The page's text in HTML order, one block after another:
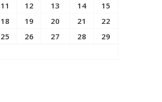
11 12 13 14
15
18 19 20 21
22
25 26 27 28
29